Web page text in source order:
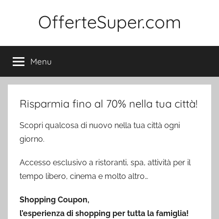
OfferteSuper.com
Menu
Risparmia fino al 70% nella tua città!
Scopri qualcosa di nuovo nella tua città ogni
giorno.
Accesso esclusivo a ristoranti, spa, attività per il
tempo libero, cinema e molto altro…
Shopping Coupon,
l’esperienza di shopping per tutta la famiglia!